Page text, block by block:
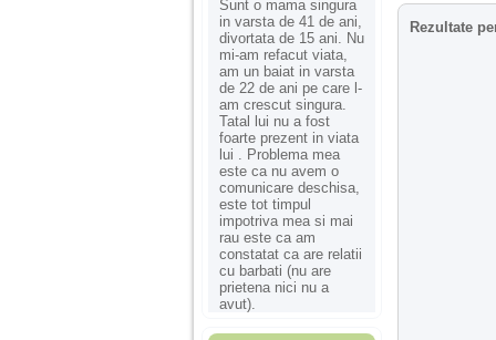
Sunt o mama singura
in varsta de 41 de ani,
divortata de 15 ani. Nu
mi-am refacut viata,
am un baiat in varsta
de 22 de ani pe care l-
am crescut singura.
Tatal lui nu a fost
foarte prezent in viata
lui . Problema mea
este ca nu avem o
comunicare deschisa,
este tot timpul
impotriva mea si mai
rau este ca am
constatat ca are relatii
cu barbati (nu are
prietena nici nu a
avut).
Rezultate